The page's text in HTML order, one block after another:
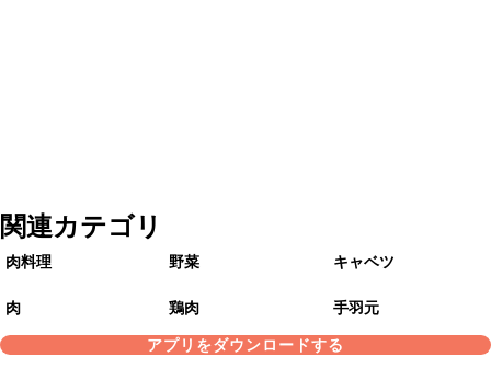
関連カテゴリ
肉料理 野菜 キャベツ
肉 鶏肉
手羽元
アプリをダウンロードする